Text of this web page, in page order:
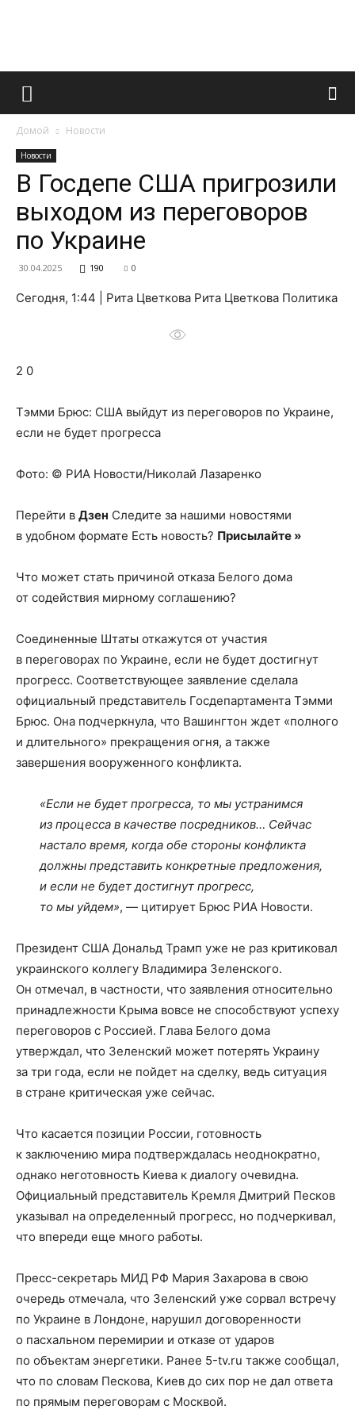
Французский
и
Домой Новости
Новости
В Госдепе США пригрозили
выходом из переговоров
по Украине
30.04.2025 190 0
Сегодня, 1:44 | Рита Цветкова Рита Цветкова Политика
2 0
Тэмми Брюс: США выйдут из переговоров по Украине,
если не будет прогресса
Фото: © РИА Новости/Николай Лазаренко
Перейти в Дзен Следите за нашими новостями
в удобном формате Есть новость? Присылайте »
Что может стать причиной отказа Белого дома
от содействия мирному соглашению?
Соединенные Штаты откажутся от участия
в переговорах по Украине, если не будет достигнут
прогресс. Соответствующее заявление сделала
официальный представитель Госдепартамента Тэмми
Брюс. Она подчеркнула, что Вашингтон ждет «полного
и длительного» прекращения огня, а также
завершения вооруженного конфликта.
«Если не будет прогресса, то мы устранимся
из процесса в качестве посредников… Сейчас
настало время, когда обе стороны конфликта
должны представить конкретные предложения,
и если не будет достигнут прогресс,
то мы уйдем», — цитирует Брюс РИА Новости.
Президент США Дональд Трамп уже не раз критиковал
украинского коллегу Владимира Зеленского.
Он отмечал, в частности, что заявления относительно
принадлежности Крыма вовсе не способствуют успеху
переговоров с Россией. Глава Белого дома
утверждал, что Зеленский может потерять Украину
за три года, если не пойдет на сделку, ведь ситуация
в стране критическая уже сейчас.
Что касается позиции России, готовность
к заключению мира подтверждалась неоднократно,
однако неготовность Киева к диалогу очевидна.
Официальный представитель Кремля Дмитрий Песков
указывал на определенный прогресс, но подчеркивал,
что впереди еще много работы.
Пресс-секретарь МИД РФ Мария Захарова в свою
очередь отмечала, что Зеленский уже сорвал встречу
по Украине в Лондоне, нарушил договоренности
о пасхальном перемирии и отказе от ударов
по объектам энергетики. Ранее 5-tv.ru также сообщал,
что по словам Пескова, Киев до сих пор не дал ответа
по прямым переговорам с Москвой.